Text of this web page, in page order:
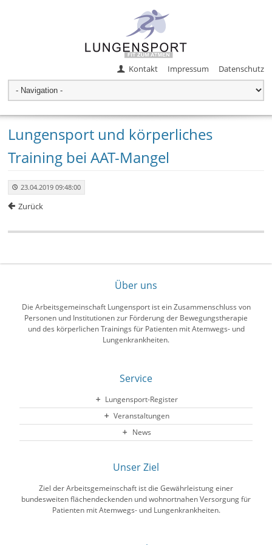
Kontakt Impressum Datenschutz
Lungensport und körperliches
Training bei AAT-Mangel
23.04.2019 09:48:00
Zurück
Über uns
Die Arbeitsgemeinschaft Lungensport ist ein Zusammenschluss von
Personen und Institutionen zur Förderung der Bewegungstherapie
und des körperlichen Trainings für Patienten mit Atemwegs- und
Lungenkrankheiten.
Service
Lungensport-Register
Veranstaltungen
News
Unser Ziel
Ziel der Arbeitsgemeinschaft ist die Gewährleistung einer
bundesweiten flächendeckenden und wohnortnahen Versorgung für
Patienten mit Atemwegs- und Lungenkrankheiten.